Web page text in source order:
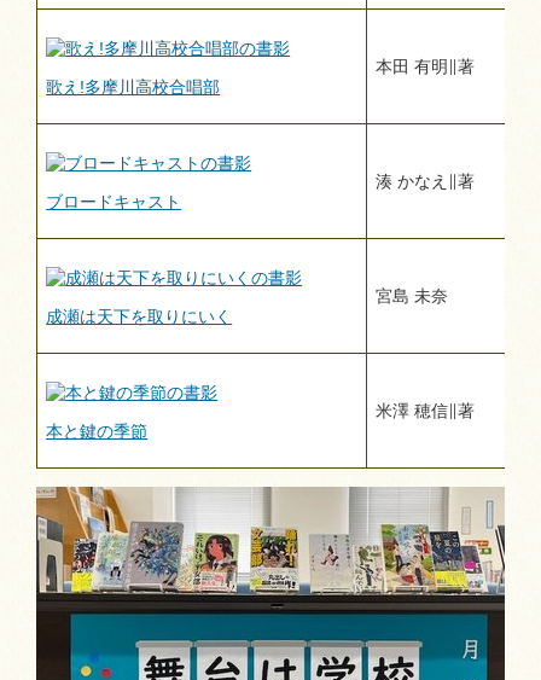
歌え!多摩川高校合唱部
本田 有明∥著
ブロードキャスト
湊 かなえ∥著
成瀬は天下を取りにいく
宮島 未奈
本と鍵の季節
米澤 穂信∥著